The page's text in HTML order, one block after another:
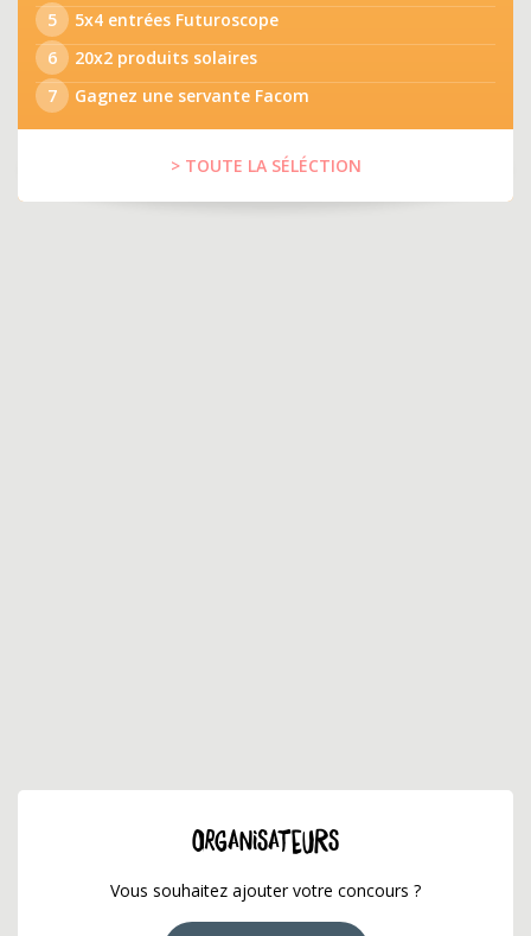
5
5x4 entrées Futuroscope
6
20x2 produits solaires
7
Gagnez une servante Facom
> TOUTE LA SÉLÉCTION
ORGANISATEURS
Vous souhaitez ajouter votre concours ?